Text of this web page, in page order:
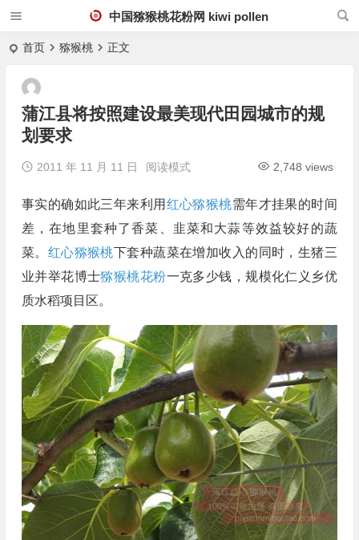
中国猕猴桃花粉网 kiwi pollen
首页 猕猴桃 正文
蒲江县将按照建设最美现代田园城市的规
划要求
2011 年 11 月 11 日 2,748 views
阅读模式
事实的确如此三年来利用 红心猕猴桃需年才挂果的时间
差，在地里套种了香菜、韭菜和大蒜等效益较好的蔬
菜。 红心猕猴桃下套种蔬菜在增加收入的同时，生猪三
业并举花博士猕猴桃花粉一克多少钱，规模化仁义乡优
质水稻项目区。